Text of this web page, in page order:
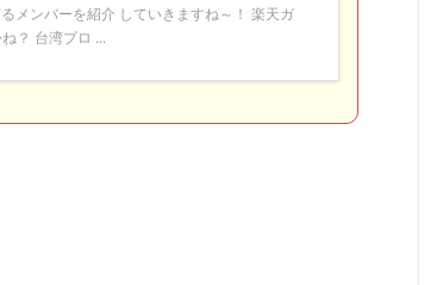
メンバーを紹介 していきますね～！ 楽天ガ
？ 台湾プロ ...